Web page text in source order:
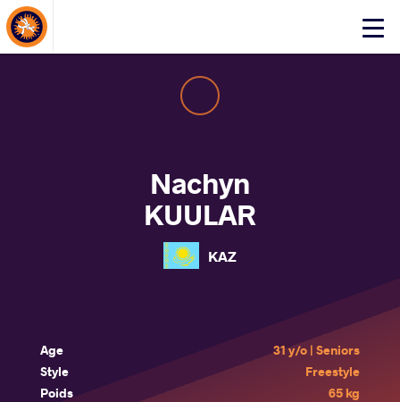
Click
About Events
Nachyn
KUULAR
KAZ
Age
31 y/o | Seniors
Style
Freestyle
Poids
65 kg